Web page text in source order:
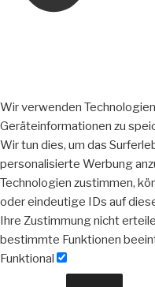
Wir verwenden
Geräteinformationen zu
Wir tun dies, um das
personalisierte Werbung
Technologien zustimmen,
oder eindeutige IDs auf
Ihre Zustimmung nicht
bestimmte Funktionen
Funktional